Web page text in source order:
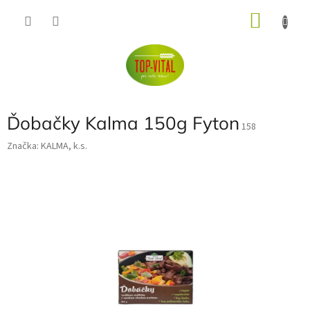
Ďobačky Kalma 150g Fyton 158
Značka: KALMA, k.s.